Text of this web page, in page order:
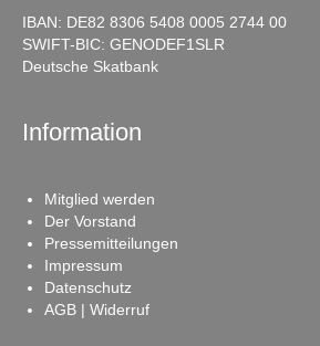
IBAN: DE82 8306 5408 0005 2744 00
SWIFT-BIC: GENODEF1SLR
Deutsche Skatbank
Information
Mitglied werden
Der Vorstand
Pressemitteilungen
Impressum
Datenschutz
AGB | Widerruf